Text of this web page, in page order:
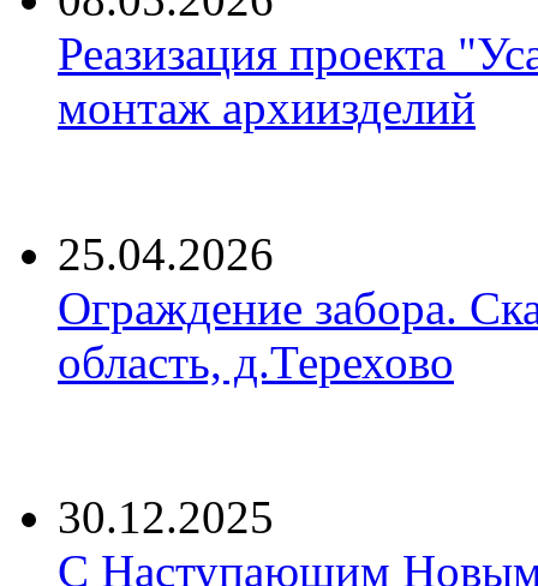
Реазизация проекта
монтаж архиизделий
25.04.2026
Ограждение забора.
область, д.Терехово
30.12.2025
С Наступающим Новым